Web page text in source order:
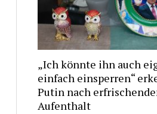
„Ich könnte ihn auch
einfach einsperren“
Putin nach
Aufenthalt